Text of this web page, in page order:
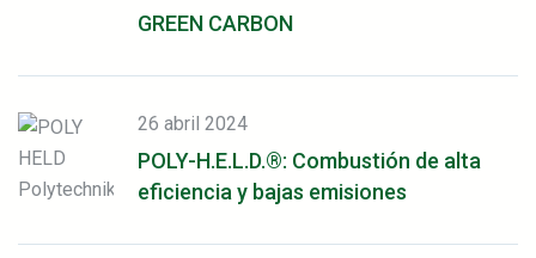
GREEN CARBON
26 abril 2024
POLY-H.E.L.D.®: Combustión de alta
eficiencia y bajas emisiones